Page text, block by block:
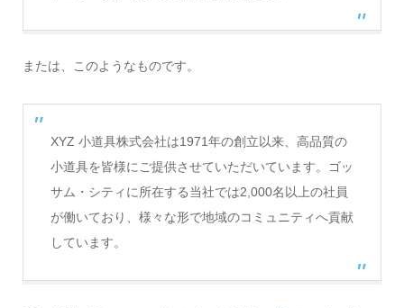
または、このようなものです。
XYZ 小道具株式会社は1971年の創立以来、高品質の
小道具を皆様にご提供させていただいています。ゴッ
サム・シティに所在する当社では2,000名以上の社員
が働いており、様々な形で地域のコミュニティへ貢献
しています。